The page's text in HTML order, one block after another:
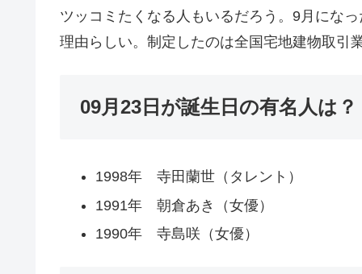
ツッコミたくなる人もいるだろう。9月にな
理由らしい。制定したのは全国宅地建物取引
09月23日が誕生日の有名人は？
1998年 寺田蘭世（タレント）
1991年 朝倉あき（女優）
1990年 寺島咲（女優）